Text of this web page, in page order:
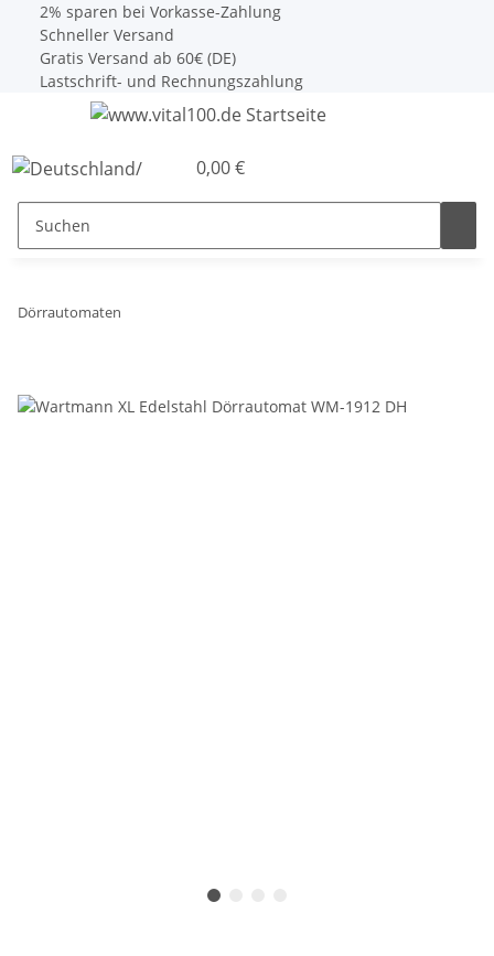
2% sparen bei Vorkasse-Zahlung
Schneller Versand
Gratis Versand ab 60€ (DE)
Lastschrift- und Rechnungszahlung
0,00 €
Dörrautomaten